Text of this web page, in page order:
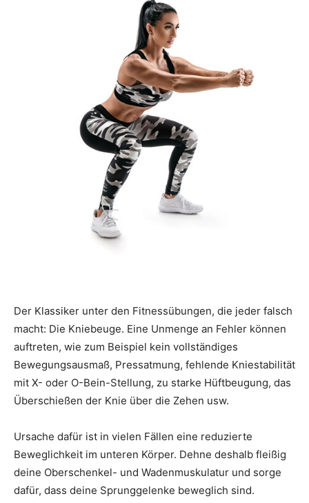
Der Klassiker unter den Fitnessübungen, die jeder falsch
macht: Die Kniebeuge. Eine Unmenge an Fehler können
auftreten, wie zum Beispiel kein vollständiges
Bewegungsausmaß, Pressatmung, fehlende Kniestabilität
mit X- oder O-Bein-Stellung, zu starke Hüftbeugung, das
Überschießen der Knie über die Zehen usw.
Ursache dafür ist in vielen Fällen eine reduzierte
Beweglichkeit im unteren Körper. Dehne deshalb fleißig
deine Oberschenkel- und Wadenmuskulatur und sorge
dafür, dass deine Sprunggelenke beweglich sind.